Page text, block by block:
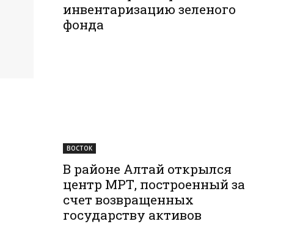
инвентаризацию зеленого
фонда
ВОСТОК
В районе Алтай открылся
центр МРТ, построенный за
счет возвращенных
государству активов